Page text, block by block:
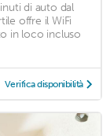
di auto dal
offre il WiFi
in loco incluso
Verifica disponibilità